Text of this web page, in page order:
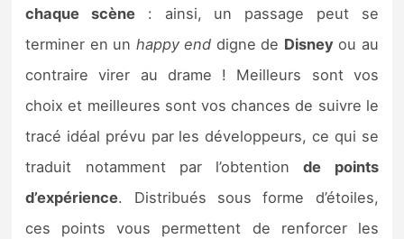
chaque scène : ainsi, un passage peut se
terminer en un happy end digne de Disneyou au
contraire virer au drame ! Meilleurs sont vos
choix et meilleures sont vos chances de suivre le
tracé idéal prévu par les développeurs, ce qui se
traduit notamment par l’obtentionde points
d’expérience. Distribués sous forme d’étoiles,
ces points vous permettent de renforcer les